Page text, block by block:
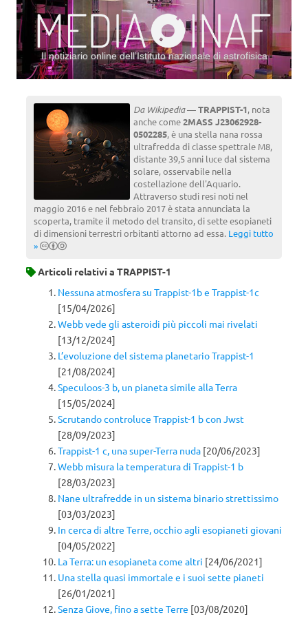
Il notiziario online dell’Istituto nazionale di astrofisica
Da Wikipedia—TRAPPIST-1, nota
anche come2MASS J23062928-
0502285, è una stella nana rossa
ultrafredda di classe spettrale M8,
distante 39,5 anni luce dal sistema
solare, osservabile nella
costellazione dell'Aquario.
Attraverso studi resi noti nel
maggio 2016 e nel febbraio 2017 è stata annunciata la
scoperta, tramite il metodo del transito, di sette esopianeti
di dimensioni terrestri orbitanti attorno ad essa. Leggi tutto
»
Articoli relativi a TRAPPIST-1
Nessuna atmosfera su Trappist-1b e Trappist-1c
[15/04/2026]
Webb vede gli asteroidi più piccoli mai rivelati
[13/12/2024]
L’evoluzione del sistema planetario Trappist-1
[21/08/2024]
Speculoos-3 b, un pianeta simile alla Terra
[15/05/2024]
Scrutando controluce Trappist-1 b con Jwst
[28/09/2023]
Trappist-1 c, una super-Terra nuda [20/06/2023]
Webb misura la temperatura di Trappist-1 b
[28/03/2023]
Nane ultrafredde in un sistema binario strettissimo
[03/03/2023]
In cerca di altre Terre, occhio agli esopianeti giovani
[04/05/2022]
La Terra: un esopianeta come altri [24/06/2021]
Una stella quasi immortale e i suoi sette pianeti
[26/01/2021]
Senza Giove, fino a sette Terre [03/08/2020]